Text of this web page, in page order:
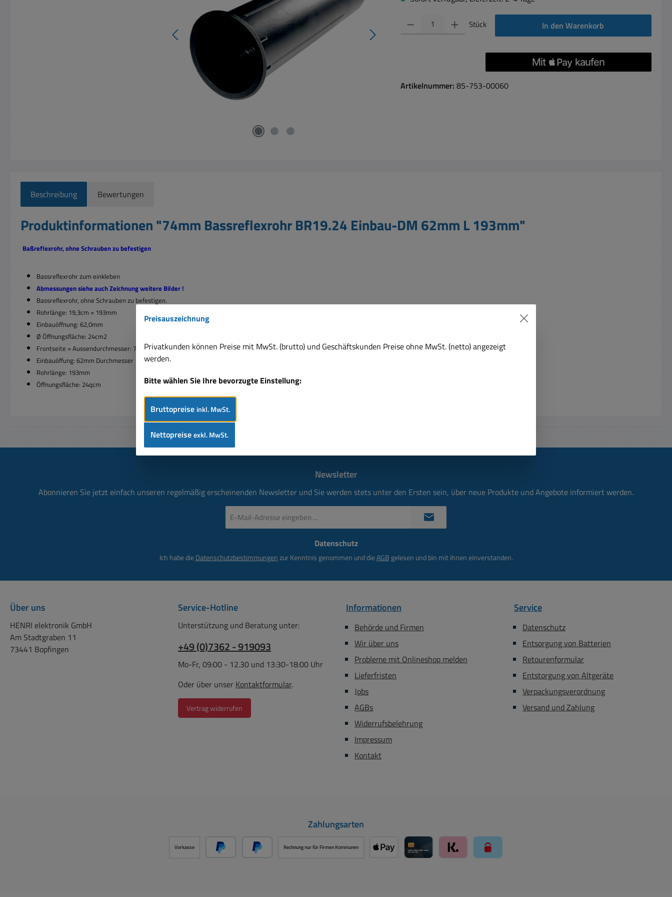
Produkt Anzahl: Gib den gewünschten Wert ein oder benutze die Schaltflächen um die
Stück In den Warenkorb
Artikelnummer: 85-753-00060
Beschreibung Bewertungen
Produktinformationen "74mm Bassreflexrohr BR19.24 Einbau-DM 62mm L 193mm"
Baßreflexrohr, ohne Schrauben zu befestigen
Bassreflexrohr zum einkleben
Abmessungen siehe auch Zeichnung weitere Bilder !
Bassreflexrohr, ohne Schrauben zu befestigen.
Rohrlänge: 19,3cm = 193mm
Einbauöffnung: 62,0mm
Ø Öffnungsfläche: 24cm2
Frontseite = Aussendurchmesser: 74,0mm
Einbauöffung: 62mm Durchmesser
Rohrlänge: 193mm
Öffnungsfläche: 24qcm
Newsletter
Abonnieren Sie jetzt einfach unseren regelmäßig erscheinenden Newsletter und Sie werden stets unter den Ersten sein, über neue Produkte und Angebote informiert werden.
Mail-
Datenschutz
Ich habe dieDatenschutzbestimmungenzur Kenntnis genommen und dieAGB gelesen und bin mit ihnen einverstanden.
Über uns
HENRI elektronik GmbH
Am Stadtgraben 11
73441 Bopfingen
Service-Hotline
Unterstützung und Beratung unter:
+49 (0)7362 - 919093
Mo-Fr, 09:00 - 12.30 und 13:30-18:00 Uhr
Oder über unser Kontaktformular.
Vertrag widerrufen
Informationen
Behörde und Firmen
Wir über uns
Probleme mit Onlineshop melden
Lieferfristen
Jobs
AGBs
Widerrufsbelehrung
Impressum
Kontakt
Service
Datenschutz
Entsorgung von Batterien
Retourenformular
Entstorgung von Altgeräte
Verpackungsverordnung
Versand und Zahlung
Zahlungsarten
Vorkasse Rechnung nur für Firmen Kommunen
Preisauszeichnung
Privatkunden können Preise mit MwSt. (brutto) und Geschäftskunden Preise ohne MwSt. (netto) angezeigt
werden.
Bitte wählen Sie Ihre bevorzugte Einstellung:
Bruttopreise inkl. MwSt.
Nettopreiseexkl. MwSt.